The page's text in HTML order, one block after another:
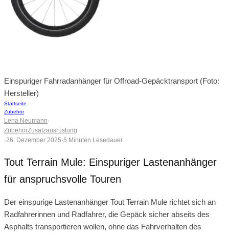
Einspuriger Fahrradanhänger für Offroad-Gepäcktransport (Foto:
Hersteller)
Startseite
Zubehör
Lena Neumann·
ZubehörZusatzausrüstung
·26. Dezember 2025·5 Minuten Lesedauer
Tout Terrain Mule: Einspuriger Lastenanhänger
für anspruchsvolle Touren
Der einspurige Lastenanhänger Tout Terrain Mule richtet sich an
Radfahrerinnen und Radfahrer, die Gepäck sicher abseits des
Asphalts transportieren wollen, ohne das Fahrverhalten des